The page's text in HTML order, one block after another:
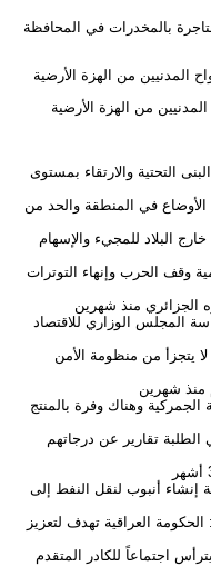
من الهزة الأرضية
التحتية والارتقاء بمستوى
الأوضاع في المنطقة والحد من
البلاد للمجيء والإسهام
وقف الحرب وإنهاء التوترات
الجزائري منذ شهرين
المجلس الوزاري للاقتصاد
يتجزأ من منظومة الأمن
منذ شهرين
الجمركية وهناك وفرة بالمنتج
الطلبة تقارير عن درجاتهم
إنشاء أنبوب لنقل النفط إلى
العراقية تهدف لتعزيز
اجتماعاً للكادر المتقدم